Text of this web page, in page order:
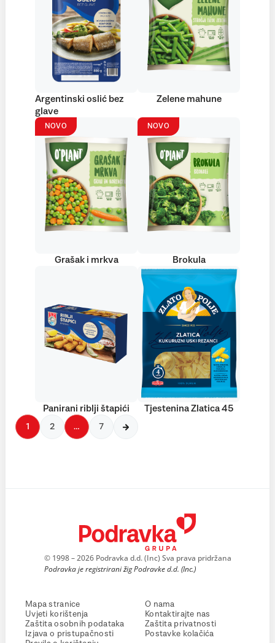
Argentinski oslić bez
glave
Zelene mahune
NOVO
Grašak i mrkva
NOVO
Brokula
Panirani riblji štapići Tjestenina Zlatica 45
1 2 … 7
© 1998 – 2026 Podravka d.d. (Inc) Sva prava pridržana
Podravka je registrirani žig Podravke d.d. (Inc.)
Mapa stranice
Uvjeti korištenja
Zaštita osobnih podataka
Izjava o pristupačnosti
O nama
Kontaktirajte nas
Zaštita privatnosti
Postavke kolačića